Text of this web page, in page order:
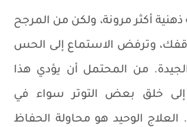
أكثر مرونة، ولكن من المرجح
وترفض الاستماع إلى الحس
من المحتمل أن يؤدي هذا
خلق بعض التوتر سواء في
العلاج الوحيد هو محاولة الحفاظ